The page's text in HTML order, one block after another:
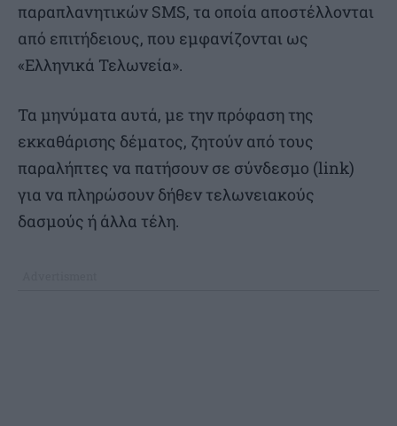
παραπλανητικών SMS, τα οποία αποστέλλονται
από επιτήδειους, που εμφανίζονται ως
«Ελληνικά Τελωνεία».
Τα μηνύματα αυτά, με την πρόφαση της
εκκαθάρισης δέματος, ζητούν από τους
παραλήπτες να πατήσουν σε σύνδεσμο (link)
για να πληρώσουν δήθεν τελωνειακούς
δασμούς ή άλλα τέλη.